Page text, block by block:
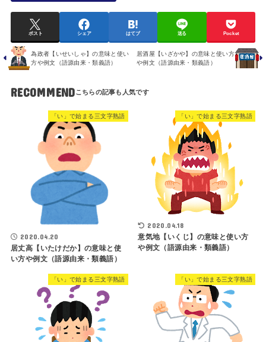
ポスト シェア はてブ 送る Pocket
為政者【いせいしゃ】の意味と使い
方や例文（語源由来・類義語）
居酒屋【いざかや】の意味と使い方
や例文（語源由来・類義語）
RECOMMEND
「い」で始まる三文字熟語
2020.04.20
居丈高【いたけだか】の意味と使
い方や例文（語源由来・類義語）
「い」で始まる三文字熟語
2020.04.18
意気地【いくじ】の意味と使い方
や例文（語源由来・類義語）
「い」で始まる三文字熟語 「い」で始まる三文字熟語